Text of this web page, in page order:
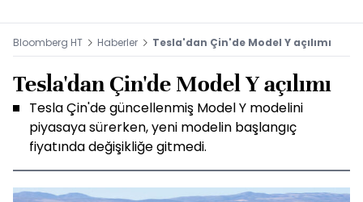
Bloomberg HT Haberler Tesla'dan Çin'de Model Y açılımı
Tesla'dan Çin'de Model Y açılımı
Tesla Çin'de güncellenmiş Model Y modelini
piyasaya sürerken, yeni modelin başlangıç
fiyatında değişikliğe gitmedi.